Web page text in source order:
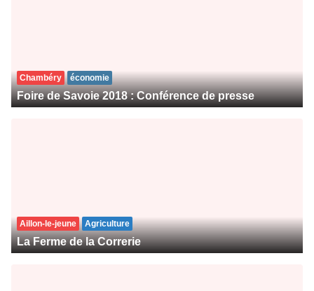
Chambéry économie
Foire de Savoie 2018 : Conférence de presse
Aillon-le-jeune Agriculture
La Ferme de la Correrie